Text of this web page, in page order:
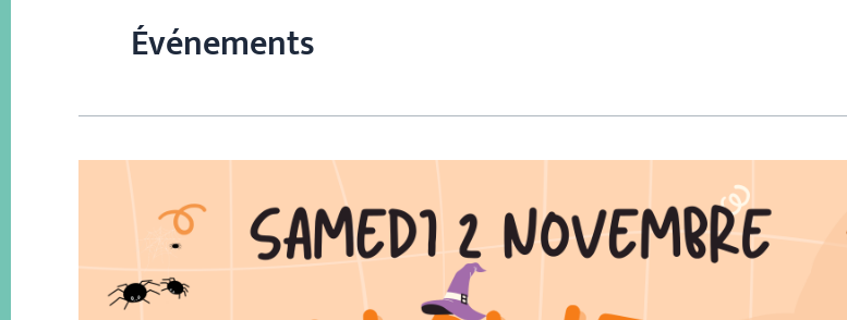
Événements